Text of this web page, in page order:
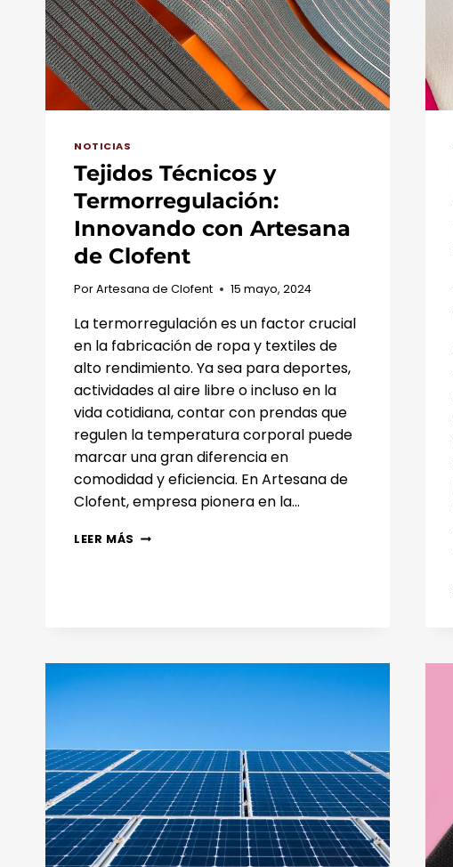
NOTICIAS
Tejidos Técnicos y
Termorregulación:
Innovando con Artesana
de Clofent
PorArtesana de Clofent 15 mayo, 2024
La termorregulación es un factor crucial
en la fabricación de ropa y textiles de
alto rendimiento. Ya sea para deportes,
actividades al aire libre o incluso en la
vida cotidiana, contar con prendas que
regulen la temperatura corporal puede
marcar una gran diferencia en
comodidad y eficiencia. En Artesana de
Clofent, empresa pionera en la…
LEER MÁS TEJIDOS
CLOFENT